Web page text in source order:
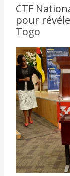
CTF
pour
Togo